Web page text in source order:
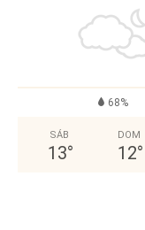
68%
SÁB
13°
DOM
12°